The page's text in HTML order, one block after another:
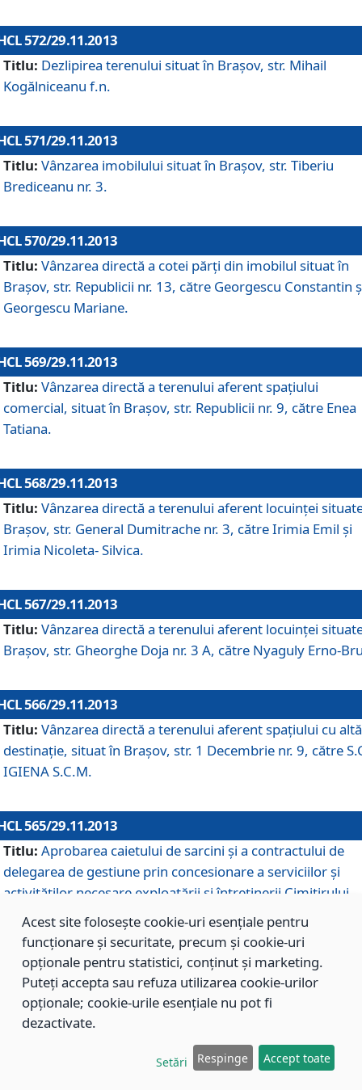
572/29.11.2013
Titlu: Dezlipirea terenului situat în Braşov, str. Mihail
Kogălniceanu f.n.
571/29.11.2013
Titlu: Vânzarea imobilului situat în Braşov, str. Tiberiu
Brediceanu nr. 3.
570/29.11.2013
Titlu: Vânzarea directă a cotei părţi din imobilul situat în
Braşov, str. Republicii nr. 13, către Georgescu Constantin
Georgescu Mariane.
569/29.11.2013
Titlu: Vânzarea directă a terenului aferent spaţiului
comercial, situat în Braşov, str. Republicii nr. 9, către Enea
Tatiana.
568/29.11.2013
Titlu: Vânzarea directă a terenului aferent locuinţei
Braşov, str. General Dumitrache nr. 3, către Irimia Emil şi
Irimia Nicoleta- Silvica.
567/29.11.2013
Titlu: Vânzarea directă a terenului aferent locuinţei
Braşov, str. Gheorghe Doja nr. 3 A, către Nyaguly Erno-
566/29.11.2013
Titlu: Vânzarea directă a terenului aferent spaţiului cu altă
destinaţie, situat în Braşov, str. 1 Decembrie nr. 9, către
IGIENA S.C.M.
565/29.11.2013
Titlu: Aprobarea caietului de sarcini şi a contractului de
delegarea de gestiune prin concesionare a serviciilor şi
activităţilor necesare exploatării şi întreţinerii Cimitirului
Municipal Braşov situat în str. Dimitrie Anghel nr. 19.
564/29.11.2013
Titlu: Completarea şi modificarea H.C.L. nr. 446/2013,
care s-a aprobat studiul de fundamentare pentru
Acest site folosește cookie-uri esențiale pentru
funcționare și securitate, precum și cookie-uri
opționale pentru statistici, conținut și marketing.
Puteți accepta sau refuza utilizarea cookie-urilor
opționale; cookie-urile esențiale nu pot fi
dezactivate.
Setări Respinge Accept toate